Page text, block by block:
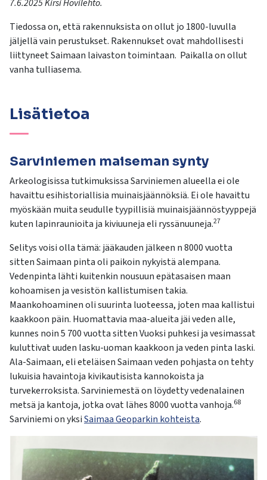
7.6.2025 Kirsi Hovilehto.
Tiedossa on, että rakennuksista on ollut jo 1800-luvulla
jäljellä vain perustukset. Rakennukset ovatmahdollisesti
liittyneet Saimaan laivaston toimintaan. Paikallaonollut
vanha tulliasema.
Lisätietoa
Sarviniemen maiseman synty
Arkeologisissa tutkimuksissa Sarviniemen alueella ei ole
havaittu esihistoriallisia muinaisjäännöksiä. Ei ole havaittu
myöskään muita seudulle tyypillisiä muinaisjäännöstyyppejä
kuten lapinraunioita ja kiviuuneja eli ryssänuuneja.27
Selitys voisi olla tämä: jääkauden jälkeen n 8000 vuotta
sitten Saimaan pinta oli paikoin nykyistä alempana.
Vedenpinta lähti kuitenkin nousuun epätasaisen maan
kohoamisen ja vesistön kallistumisen takia.
Maankohoaminen oli suurinta luoteessa, joten maa kallistui
kaakkoon päin. Huomattavia maa-alueita jäi veden alle,
kunnes noin 5 700 vuotta sitten Vuoksi puhkesi ja vesimassat
kuluttivat uuden lasku-uoman kaakkoon ja veden pinta laski.
Ala-Saimaan, eli eteläisen Saimaan veden pohjasta on tehty
lukuisia havaintoja kivikautisista kannokoista ja
turvekerroksista. Sarviniemestä on löydetty vedenalainen
metsä ja kantoja, jotka ovat lähes 8000 vuotta vanhoja.68
Sarviniemi on yksiSaimaa Geoparkin kohteista.